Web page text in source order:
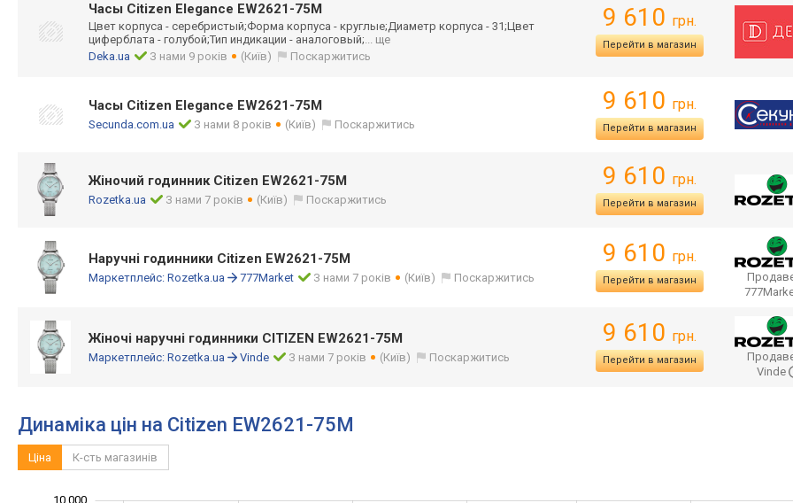
Часы Citizen Elegance EW2621-75M
Цвет корпуса - серебристый;Форма корпуса - круглые;Диаметр корпуса - 31;Цвет
циферблата - голубой;Тип индикации - аналоговый;... ще
Deka.ua
З нами 9 років (Київ) Поскаржитись
9 610 грн.
Перейти в магазин
Часы Citizen Elegance EW2621-75M
Secunda.com.ua З нами 8 років (Київ) Поскаржитись
9 610 грн.
Перейти в магазин
Жіночий годинник Citizen EW2621-75M
Rozetka.ua З нами 7 років (Київ) Поскаржитись
9 610 грн.
Перейти в магазин
Наручні годинники Citizen EW2621-75M
Маркетплейс: Rozetka.ua 777Market З нами 7 років (Київ) Поскаржитись
9 610 грн.
Перейти в магазин
Жіночі наручні годинники CITIZEN EW2621-75M
Маркетплейс: Rozetka.ua Vinde З нами 7 років (Київ) Поскаржитись
9 610 грн.
Перейти в магазин
Vinde
Динаміка цін на Citizen EW2621-75M
Ціна К-сть магазинів
10 000